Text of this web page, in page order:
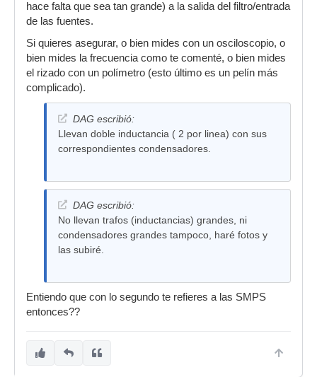
hace falta que sea tan grande) a la salida del filtro/entrada
de las fuentes.
Si quieres asegurar, o bien mides con un osciloscopio, o
bien mides la frecuencia como te comenté, o bien mides
el rizado con un polímetro (esto último es un pelín más
complicado).
DAG escribió:
Llevan doble inductancia ( 2 por linea) con sus
correspondientes condensadores.
DAG escribió:
No llevan trafos (inductancias) grandes, ni
condensadores grandes tampoco, haré fotos y
las subiré.
Entiendo que con lo segundo te refieres a las SMPS
entonces??